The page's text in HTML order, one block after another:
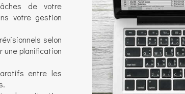
de votre
votre gestion
selon
une planification
entre les